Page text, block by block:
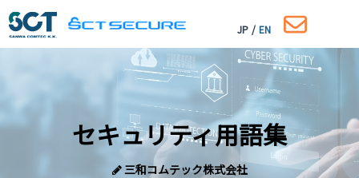
JP / EN
セキュリティ用語集
三和コムテック株式会社